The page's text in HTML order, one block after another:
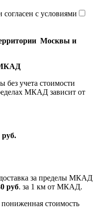
согласен с условиями
Москвы и
МКАД
без учета стоимости
МКАД зависит от
руб.
за пределы МКАД
руб. за 1 км от МКАД.
стоимость